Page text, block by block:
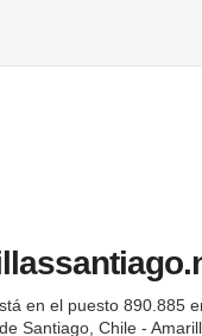
en el puesto 890.885
Santiago, Chile -